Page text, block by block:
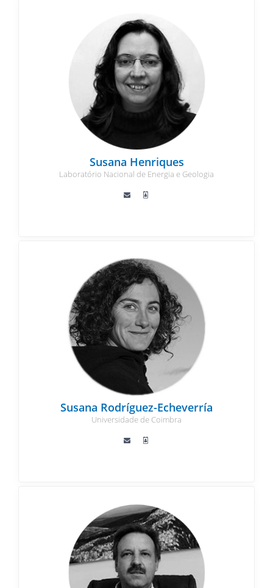
Susana Henriques
Laboratório Nacional de Energia e Geologia
Susana Rodríguez-Echeverría
Universidade de Coimbra